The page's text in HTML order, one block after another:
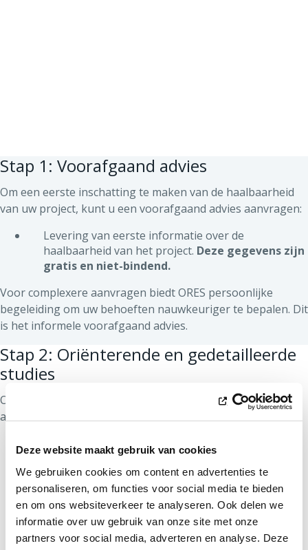
Deze website maakt gebruik van cookies
We gebruiken cookies om content en advertenties te
personaliseren, om functies voor social media te bieden
en om ons websiteverkeer te analyseren. Ook delen we
informatie over uw gebruik van onze site met onze
partners voor social media, adverteren en analyse. Deze
Stap 1: Voorafgaand advies
Om een eerste inschatting te maken van de haalbaarheid
van uw project, kunt u een voorafgaand advies aanvragen:
Levering van eerste informatie over de
haalbaarheid van het project. Deze gegevens zijn
gratis en niet-bindend.
Voor complexere aanvragen biedt ORES persoonlijke
begeleiding om uw behoeften nauwkeuriger te bepalen. Dit
is het informele voorafgaand advies.
Stap 2: Oriënterende en gedetailleerde
studies
ORES stelt voor om de uitvoering van uw project te
analyserent.
Oriënterende Studie: optioneel en betalend.
Gedetailleerde studie:verplicht, betalend en
bindend qua kosten en termijnen.
Duur van de studies: vafhankelijk van de
tussenkomst van externe actoren buiten ORES.